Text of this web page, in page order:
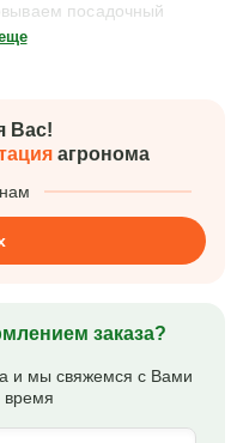
посадочный
Вас!
агронома
заказа?
и мы свяжемся с Вами
время